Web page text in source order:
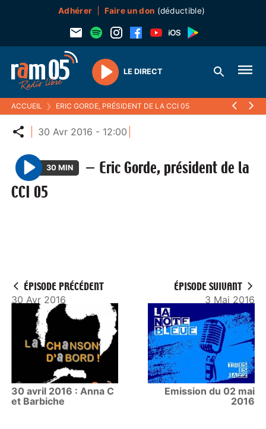
Adhérer Faire un don (déductible)
Play
LE DIRECT
ACCUEIL ❯ ERIC GORDE, PRÉSIDENT DE LA CCI 05
Partager
30 Avr 2016 - 12:00
P
l
30 MIN — Eric Gorde, président de la
CCI 05
ÉPISODE PRÉCÉDENT
30 Avr 2016
30 avril 2016 : Anna C
et Barbiche
ÉPISODE SUIVANT
3 Mai 2016
Emission du 02 mai
2016